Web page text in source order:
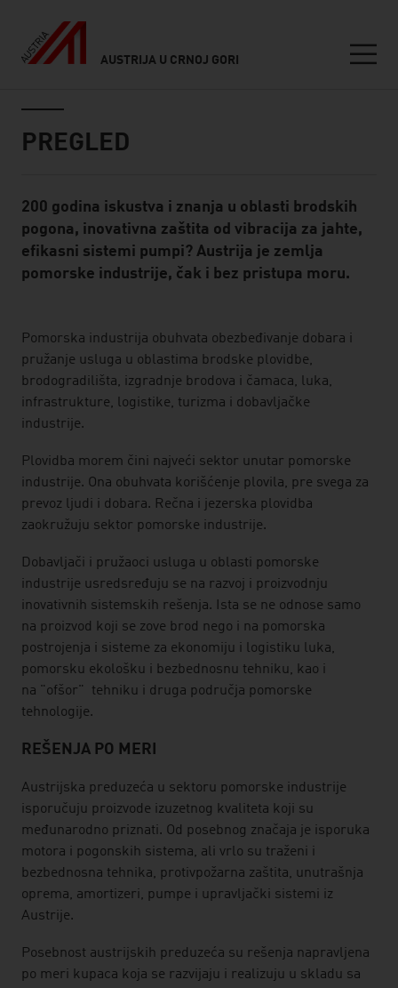
AUSTRIJA U CRNOJ GORI
PREGLED
Standard Content Module
200 godina iskustva i znanja u oblasti brodskih
pogona, inovativna zaštita od vibracija za jahte,
efikasni sistemi pumpi? Austrija je zemlja
pomorske industrije, čak i bez pristupa moru.
listen
Pomorska industrija obuhvata obezbeđivanje dobara i
pružanje usluga u oblastima brodske plovidbe,
brodogradilišta, izgradnje brodova i čamaca, luka,
infrastrukture, logistike, turizma i dobavljačke
industrije.
Plovidba morem čini najveći sektor unutar pomorske
industrije. Ona obuhvata korišćenje plovila, pre svega za
prevoz ljudi i dobara. Rečna i jezerska plovidba
zaokružuju sektor pomorske industrije.
Dobavljači i pružaoci usluga u oblasti pomorske
industrije usredsređuju se na razvoj i proizvodnju
inovativnih sistemskih rešenja. Ista se ne odnose samo
na proizvod koji se zove brod nego i na pomorska
postrojenja i sisteme za ekonomiju i logistiku luka,
pomorsku ekološku i bezbednosnu tehniku, kao i
na "ofšor" tehniku i druga područja pomorske
tehnologije.
REŠENJA PO MERI
Austrijska preduzeća u sektoru pomorske industrije
isporučuju proizvode izuzetnog kvaliteta koji su
međunarodno priznati. Od posebnog značaja je isporuka
motora i pogonskih sistema, ali vrlo su traženi i
bezbednosna tehnika, protivpožarna zaštita, unutrašnja
oprema, amortizeri, pumpe i upravljački sistemi iz
Austrije.
Posebnost austrijskih preduzeća su rešenja napravljena
po meri kupaca koja se razvijaju i realizuju u skladu sa